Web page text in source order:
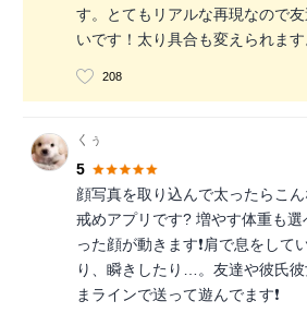
す。とてもリアルな再現なので
いです！太り具合も変えられます
208
くぅ
5
顔写真を取り込んで太ったらこ
戒めアプリです? 増やす体重も
った顔が動きます❗️肩で息をして
り、瞬きしたり…。友達や彼氏
まラインで送って遊んでます❗️